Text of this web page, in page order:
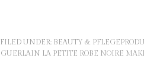
FILED UNDER: BEAUTY &
GUERLAIN LA PETITE ROBE NOIRE